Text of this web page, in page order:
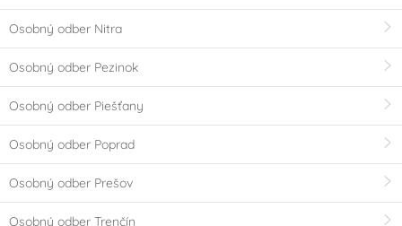
Osobný odber Nitra
Osobný odber Pezinok
Osobný odber Piešťany
Osobný odber Poprad
Osobný odber Prešov
Osobný odber Trenčín